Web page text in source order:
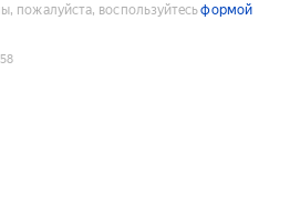
пожалуйста, воспользуйтесьформой